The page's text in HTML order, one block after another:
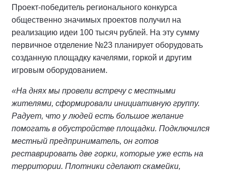
Проект-победитель регионального конкурса
общественно значимых проектов получил на
реализацию идеи 100 тысяч рублей. На эту сумму
первичное отделение №23 планирует оборудовать
созданную площадку качелями, горкой и другим
игровым оборудованием.
«На днях мы провели встречу с местными
жителями, сформировали инициативную группу.
Радует, что у людей есть большое желание
помогать в обустройстве площадки. Подключился
местный предприниматель, он готов
реставрировать две горки, которые уже есть на
территории. Плотники сделают скамейки,